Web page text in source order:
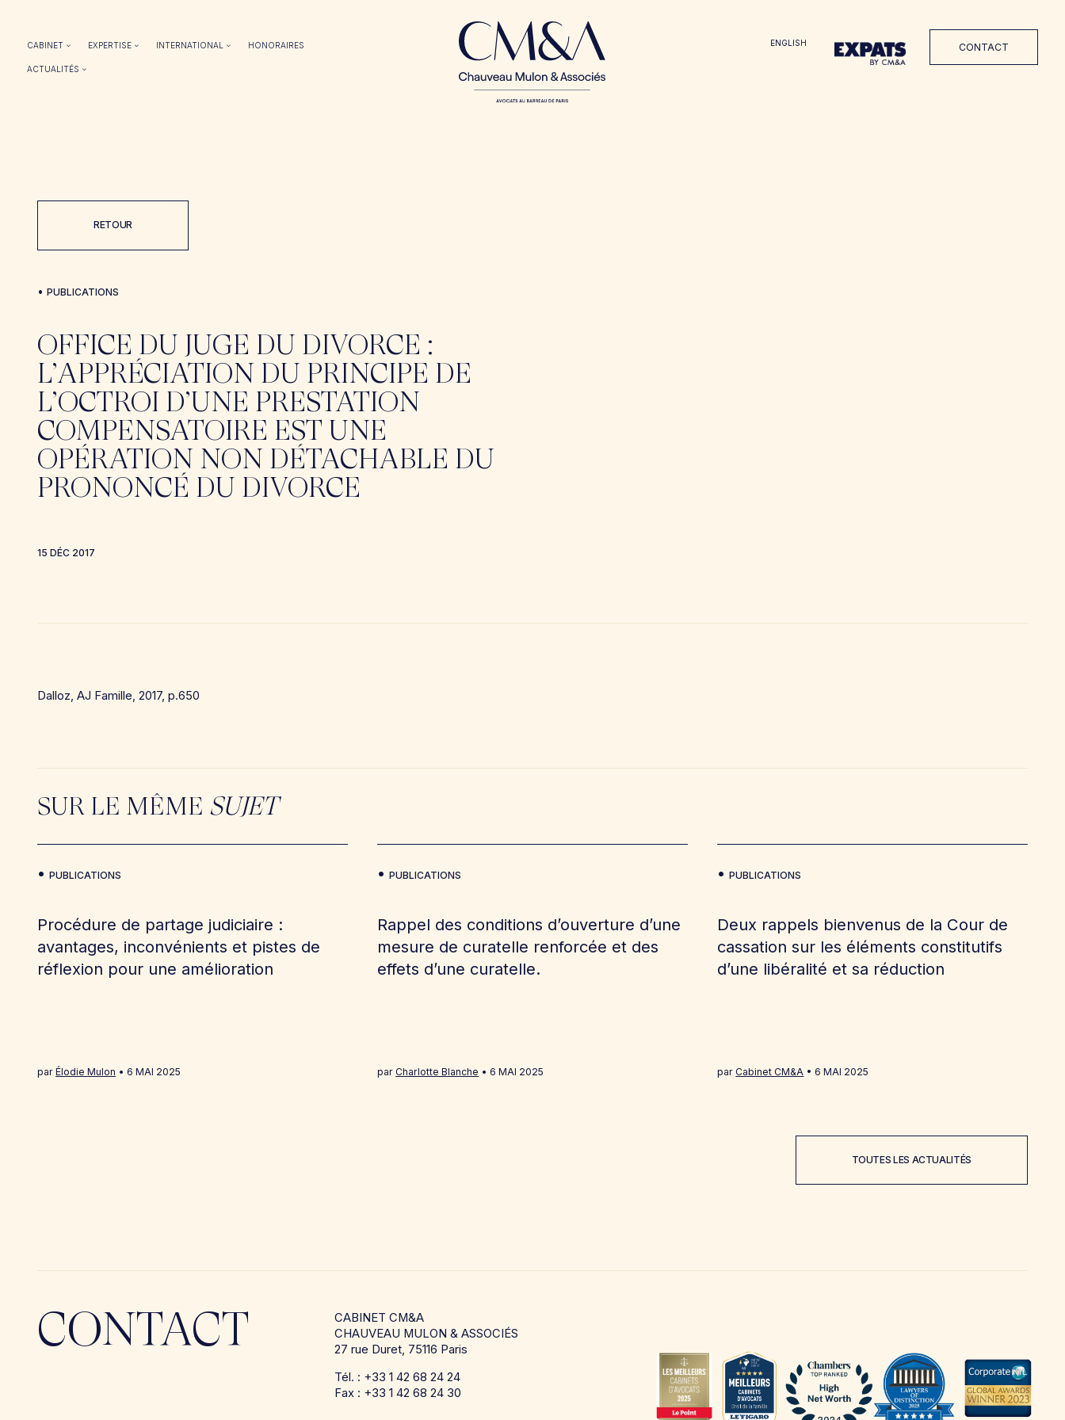
CABINET EXPERTISE INTERNATIONAL HONORAIRES
ACTUALITÉS
ENGLISH CONTACT
RETOUR
•PUBLICATIONS
OFFICE DU JUGE DU DIVORCE :
L’APPRÉCIATION DU PRINCIPE DE
L’OCTROI D’UNE PRESTATION
COMPENSATOIRE EST UNE
OPÉRATION NON DÉTACHABLE DU
PRONONCÉ DU DIVORCE
15 DÉC 2017
Dalloz, AJ Famille, 2017, p.650
SUR LE MÊME SUJET
Procédure de partage judiciaire :
avantages, inconvénients et pistes de
réflexion pour une amélioration
parÉlodie Mulon 6 MAI 2025
PUBLICATIONS
Rappel des conditions d’ouverture d’une
mesure de curatelle renforcée et des
effets d’une curatelle.
parCharlotte Blanche 6 MAI 2025
PUBLICATIONS
Deux rappels bienvenus de la Cour de
cassation sur les éléments constitutifs
d’une libéralité et sa réduction
parCabinet CM&A 6 MAI 2025
PUBLICATIONS
TOUTES LES ACTUALITÉS
CONTACT
CABINET CM&A
CHAUVEAU MULON & ASSOCIÉS
27 rue Duret, 75116 Paris
Tél. : +33 1 42 68 24 24
Fax : +33 1 42 68 24 30